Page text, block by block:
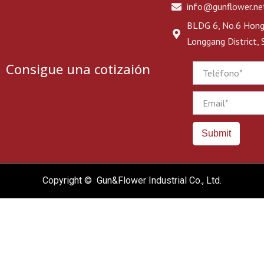
BLDG 6, No.6
Longgang District,
Consigue una cotizaión
Submit
Copyright © Gun&Flower Industrial Co., Ltd.